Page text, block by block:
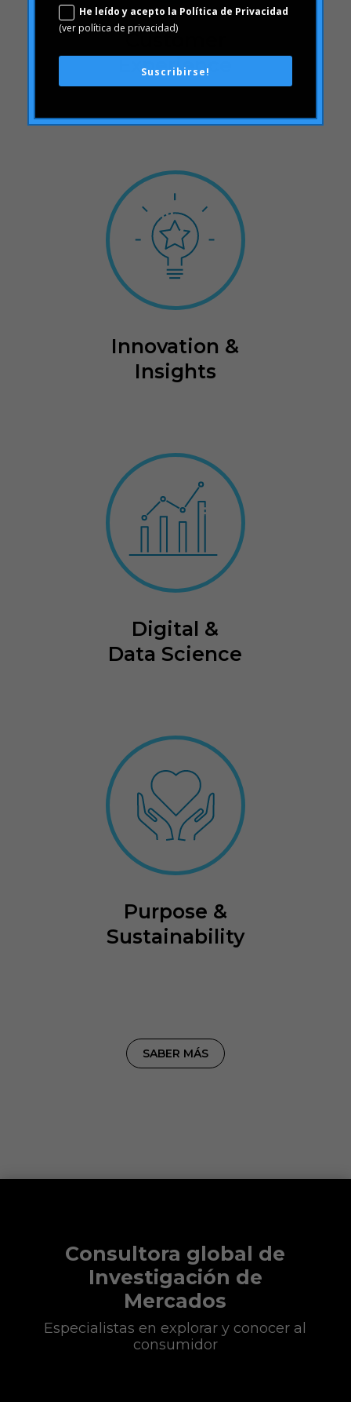
Customer
Experience
Innovation &
Insights
Digital &
Data Science
Purpose &
Sustainability
SABER MÁS
Consultora global de
Investigación de
Mercados
Especialistas en explorar y conocer al
consumidor